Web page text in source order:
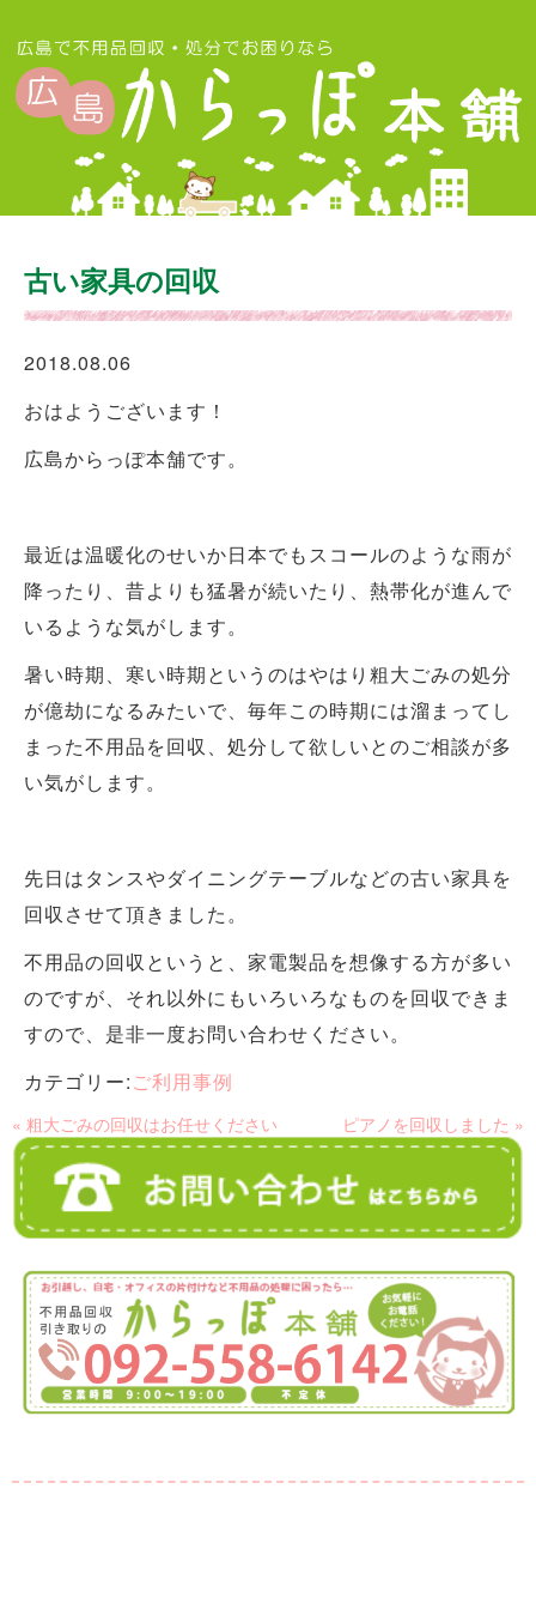
古い家具の回収
2018.08.06
おはようございます！
広島からっぽ本舗です。
最近は温暖化のせいか日本でもスコールのような雨が
降ったり、昔よりも猛暑が続いたり、熱帯化が進んで
いるような気がします。
暑い時期、寒い時期というのはやはり粗大ごみの処分
が億劫になるみたいで、毎年この時期には溜まってし
まった不用品を回収、処分して欲しいとのご相談が多
い気がします。
先日はタンスやダイニングテーブルなどの古い家具を
回収させて頂きました。
不用品の回収というと、家電製品を想像する方が多い
のですが、それ以外にもいろいろなものを回収できま
すので、是非一度お問い合わせください。
カテゴリー:ご利用事例
« 粗大ごみの回収はお任せください ピアノを回収しました »